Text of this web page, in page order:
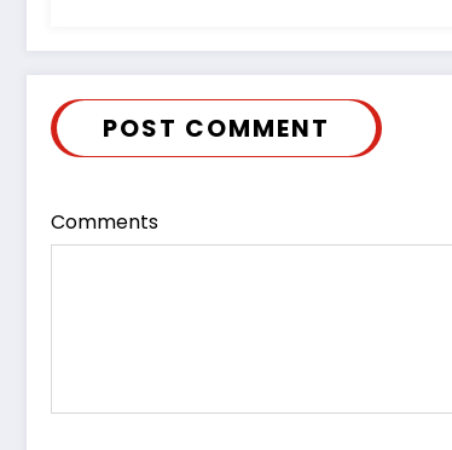
POST COMMENT
Comments